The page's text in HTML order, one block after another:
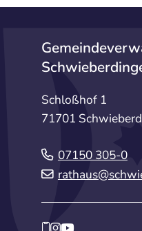
Schloßhof 1
71701
07150 305-0